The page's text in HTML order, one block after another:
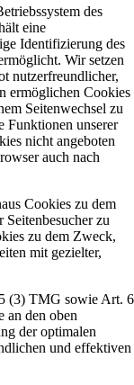
des
eine
Identifizierung des
Wir setzen
nutzerfreundlicher,
ermöglichen Cookies
Seitenwechsel zu
Funktionen unserer
nicht angeboten
auch nach
Cookies zu dem
Seitenbesucher zu
zu dem Zweck,
mit gezielter,
(3) TMG sowie Art. 6
an den oben
der optimalen
und effektiven